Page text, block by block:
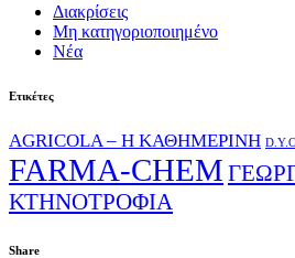
Διακρίσεις
Μη κατηγοριοποιημένο
Νέα
Ετικέτες
AGRICOLA – Η ΚΑΘΗΜΕΡΙΝΗ
FARMA-CHEM
ΚΤΗΝΟΤΡΟΦΙΑ
Share